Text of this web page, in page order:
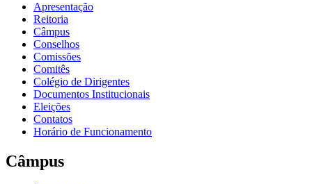
Apresentação
Reitoria
Câmpus
Conselhos
Comissões
Comitês
Colégio de Dirigentes
Documentos Institucionais
Eleições
Contatos
Horário de Funcionamento
Câmpus